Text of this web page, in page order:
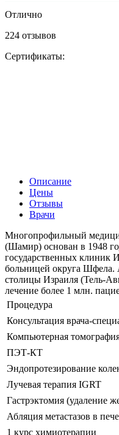
Отлично
224 отзывов
Сертификаты:
Описание
Цены
Отзывы
Врачи
Многопрофильный
(Шамир) основан в 1948
государственных клиник
больницей округа Шфела.
столицы Израиля (Тель-
лечение более 1 млн.
Процедура
Консультация врача-
Компьютерная
ПЭТ-КТ
Эндопротезирование
Лучевая терапия IGRT
Гастрэктомия (удаление
Абляция метастазов в
1 курс химиотерапии